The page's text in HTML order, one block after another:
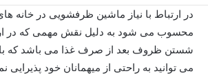
در ارتباط با نیاز ماشین ظرفشویی در خانه
محسوب می شود به دلیل نقش مهمی که در
شستن ظروف بعد از صرف غذا می باشد که با
می توانید به راحتی از میهمانان خود پذیرایی